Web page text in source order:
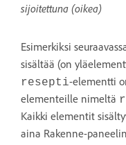
sijoitettuna (oikea)
Esimerkiksi
sisältää (on
resepti-elementti
elementeille nimeltä
Kaikki elementit
aina Rakenne-